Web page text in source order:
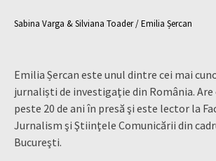
Sabina Varga & Silviana Toader / Emilia Șercan
Emilia Șercan este unul dintre cei mai
jurnaliști de investigaţie din România. Are
peste 20 de ani în presă şi este lector la
Jurnalism şi Ştiinţele Comunicării din
Bucureşti.